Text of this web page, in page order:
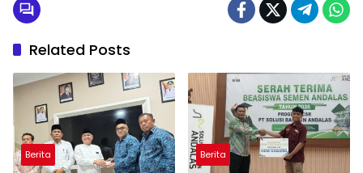
Related Posts
Berita Berita